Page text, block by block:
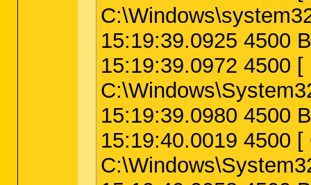
15:19:39.0925 4500
15:19:39.0972 4500
15:19:39.0980 4500
15:19:40.0019 4500